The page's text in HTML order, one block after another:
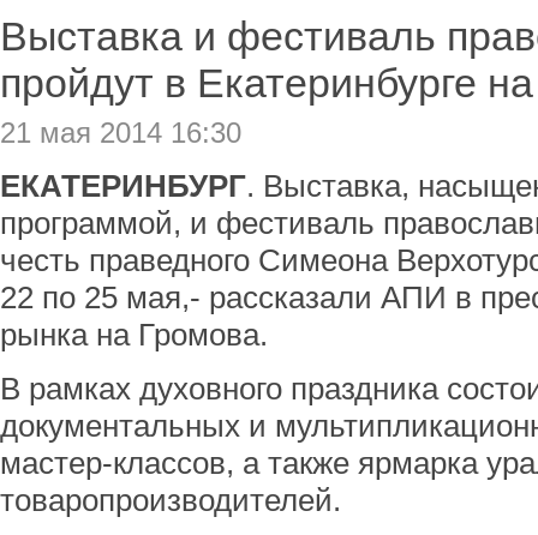
Выставка и фестиваль
пройдут в Екатеринбурге
21 мая 2014 16:30
ЕКАТЕРИНБУРГ. Выставка,
программой, и фестиваль
честь праведного Симеона
22 по 25 мая,- рассказали АПИ в
рынка на Громова.
В рамках духовного праздника
документальных и
мастер-классов, а также ярмарка
товаропроизводителей.